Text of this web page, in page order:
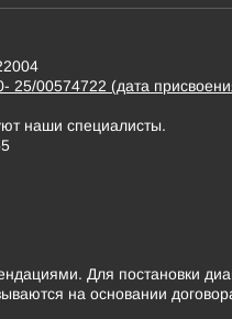
00574722 (дата
наши специалисты.
Для постановки
на основании